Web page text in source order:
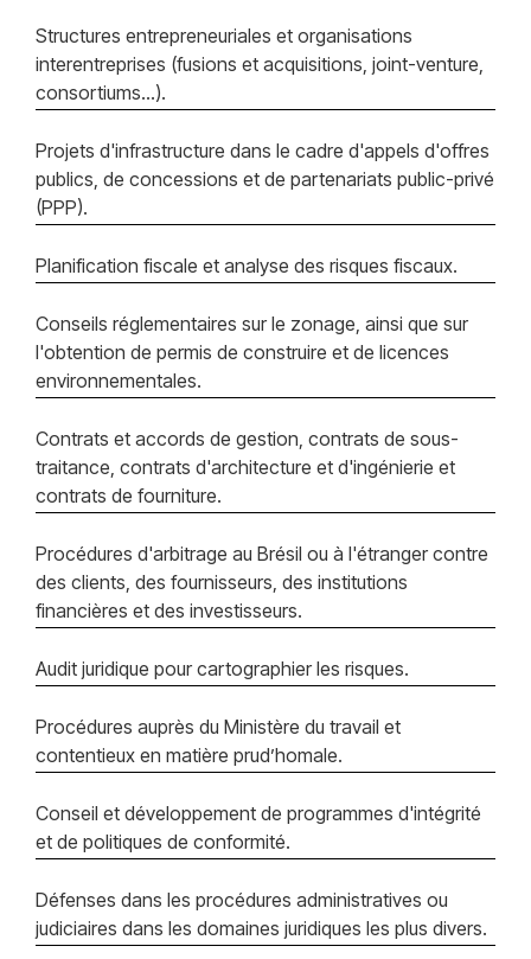
Structures entrepreneuriales et organisations
interentreprises (fusions et acquisitions, joint-venture,
consortiums...).
Projets d'infrastructure dans le cadre d'appels d'offres
publics, de concessions et de partenariats public-privé
(PPP).
Planification fiscale et analyse des risques fiscaux.
Conseils réglementaires sur le zonage, ainsi que sur
l'obtention de permis de construire et de licences
environnementales.
Contrats et accords de gestion, contrats de sous-
traitance, contrats d'architecture et d'ingénierie et
contrats de fourniture.
Procédures d'arbitrage au Brésil ou à l'étranger contre
des clients, des fournisseurs, des institutions
financières et des investisseurs.
Audit juridique pour cartographier les risques.
Procédures auprès du Ministère du travail et
contentieux en matière prud’homale.
Conseil et développement de programmes d'intégrité
et de politiques de conformité.
Défenses dans les procédures administratives ou
judiciaires dans les domaines juridiques les plus divers.